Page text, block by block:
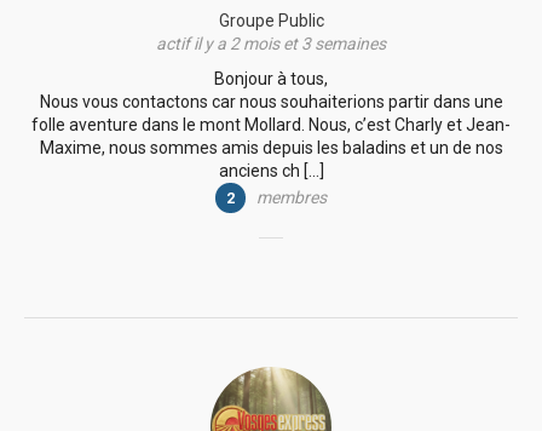
Groupe Public
actif il y a 2 mois et 3 semaines
Bonjour à tous,
Nous vous contactons car nous souhaiterions partir dans une
folle aventure dans le mont Mollard. Nous, c’est Charly et Jean-
Maxime, nous sommes amis depuis les baladins et un de nos
anciens ch […]
2 membres